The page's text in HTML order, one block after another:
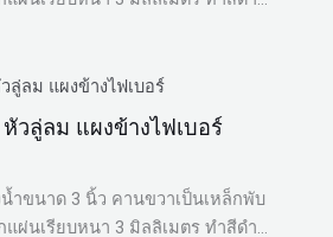
วลู่ลม แผงข้างไฟเบอร์
น้ำขนาด 3 นิ้ว คานขวาเป็นเหล็กพับ
ผ่นเรียบหนา 3 มิลลิเมตร ทำสีดำ…